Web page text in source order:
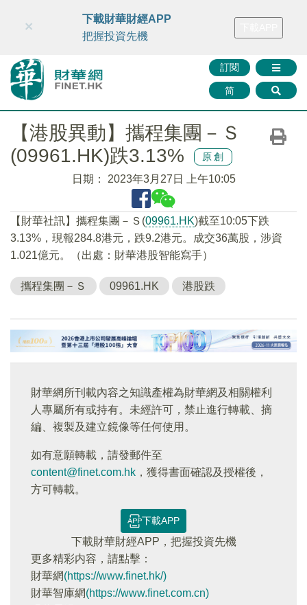
財華智庫網 FINTV FINMETA 財華證券 媒體矩陣
訂閱
简
×
下載財華財經APP
把握投資先機
【港股異動】攜程集團－Ｓ
(09961.HK)跌3.13%
原創
日期： 2023年3月27日 上午10:05
【財華社訊】攜程集團－Ｓ(09961.HK)截至10:05下跌
3.13%，現報284.8港元，跌9.2港元。成交36萬股，涉資
1.021億元。（出處：財華港股智能寫手）
攜程集團－Ｓ 09961.HK 港股跌
財華網所刊載內容之知識產權為財華網及相關權利
人專屬所有或持有。未經許可，禁止進行轉載、摘
編、複製及建立鏡像等任何使用。
如有意願轉載，請發郵件至
content@finet.com.hk ，獲得書面確認及授權後，
方可轉載。
下載APP
下載財華財經APP，把握投資先機
更多精彩内容，請點擊：
財華網(https://www.finet.hk/)
財華智庫網(https://www.finet.com.cn)